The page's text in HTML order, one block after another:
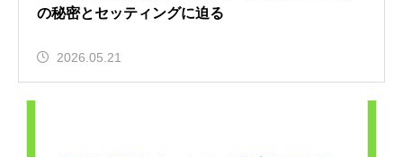
の秘密とセッティングに迫る
2026.05.21